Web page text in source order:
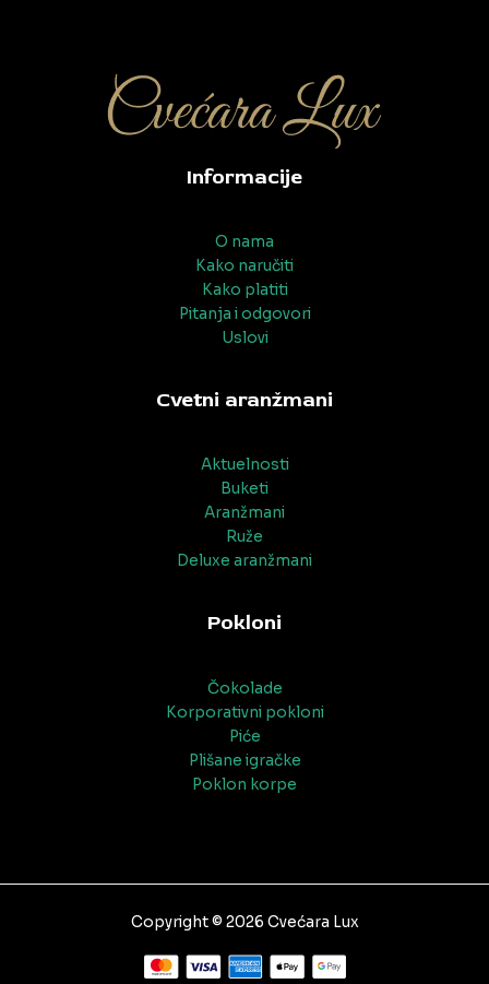
Informacije
O nama
Kako naručiti
Kako platiti
Pitanja i odgovori
Uslovi
Cvetni aranžmani
Aktuelnosti
Buketi
Aranžmani
Ruže
Deluxe aranžmani
Pokloni
Čokolade
Korporativni pokloni
Piće
Plišane igračke
Poklon korpe
Copyright © 2026 Cvećara Lux